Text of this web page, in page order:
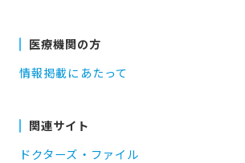
医療機関の方
情報掲載にあたって
関連サイト
ドクターズ・ファイル